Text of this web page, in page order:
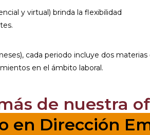
y virtual) brinda la flexibilidad
cada periodo incluye dos
en el ámbito laboral.
más de nuestra
en Dirección